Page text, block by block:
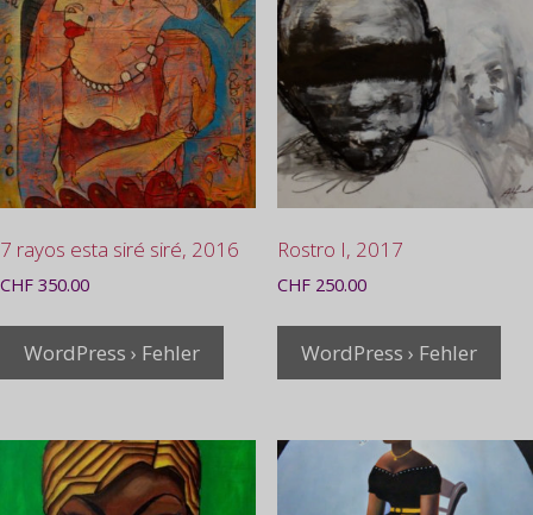
7 rayos esta siré siré, 2016
CHF 350.00
WordPress › Fehler
Rostro I, 2017
CHF250.00
WordPress › Fehler